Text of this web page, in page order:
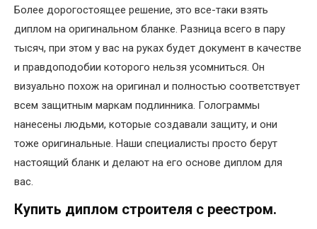
Более дорогостоящее решение, это все-таки взять
диплом на оригинальном бланке. Разница всего в пару
тысяч, при этом у вас на руках будет документ в качестве
и правдоподобии которого нельзя усомниться. Он
визуально похож на оригинал и полностью соответствует
всем защитным маркам подлинника. Голограммы
нанесены людьми, которые создавали защиту, и они
тоже оригинальные. Наши специалисты просто берут
настоящий бланк и делают на его основе диплом для
вас.
Купить диплом строителя с реестром.